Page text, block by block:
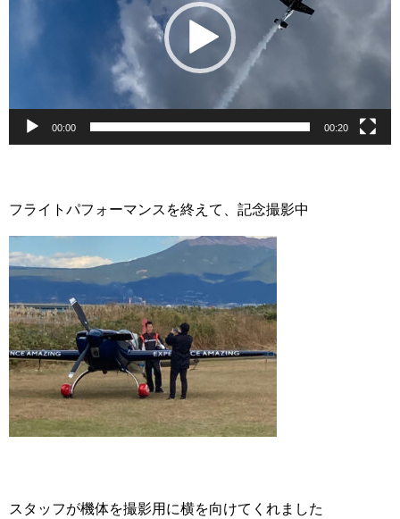
00:00 00:20
フライトパフォーマンスを終えて、記念撮影中
スタッフが機体を撮影用に横を向けてくれました